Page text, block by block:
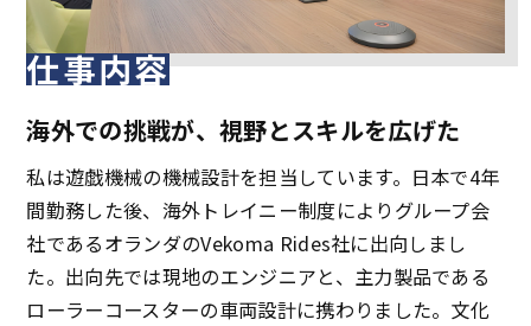
仕事内容
海外での挑戦が、視野とスキルを広げた
私は遊戯機械の機械設計を担当しています。日本で4年
間勤務した後、海外トレイニー制度によりグループ会
社であるオランダのVekoma Rides社に出向しまし
た。出向先では現地のエンジニアと、主力製品である
ローラーコースターの車両設計に携わりました。文化